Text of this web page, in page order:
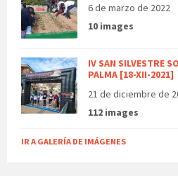
6 de marzo de 2022
10 images
IV SAN SILVESTRE
PALMA [18-XII-2021]
21 de diciembre de
112 images
IR A GALERÍA DE IMÁGENES